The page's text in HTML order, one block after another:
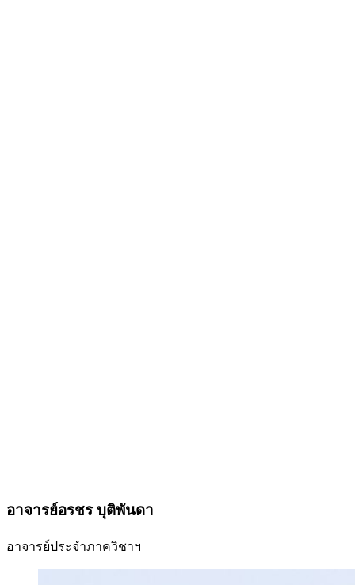
อาจารย์อรชร บุติพันดา
อาจารย์ประจำภาควิชาฯ